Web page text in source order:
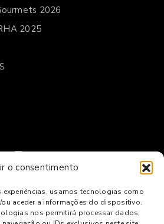
o consentimento
experiências, usamos tecnologias como
ou aceder a informações do dispositivo.
nos permitirá processar dados,
2026
2025
© 2026Gresilva